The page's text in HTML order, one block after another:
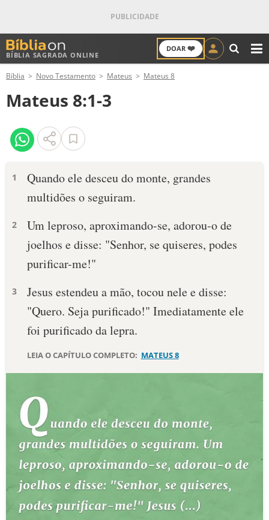
BÍBLIA SAGRADA ONLINE
DOAR ❤️
ANTIGO TESTAMENTO
NOVO TESTAMENTO
VERSÍCULOS
PALAVRA DO DIA
SALMO DO DIA
DEVOCIONAL DIÁRIO
10 MANDAMENTOS
ESTUDOS BÍBLICOS
ESBOÇOS DE PREGAÇÃO
PERGUNTE À BÍBLIA
TERMO BÍBLICO JOGOS
QUEM SOMOS
LOJA BÍBLIAON
Bíblia Novo Testamento Mateus Mateus 8
Mateus 8:1-3
1
Quando ele desceu do monte, grandes
multidões o seguiram.
2
Um leproso, aproximando-se, adorou-o de
joelhos e disse: "Senhor, se quiseres, podes
purificar-me!"
3
Jesus estendeu a mão, tocou nele e disse:
"Quero. Seja purificado!" Imediatamente ele
foi purificado da lepra.
LEIA O CAPÍTULO COMPLETO: MATEUS 8